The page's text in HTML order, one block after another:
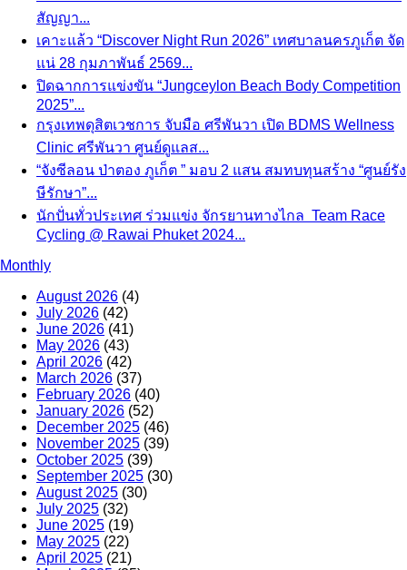
สัญญา...
เคาะแล้ว “Discover Night Run 2026” เทศบาลนครภูเก็ต จัด
แน่ 28 กุมภาพันธ์ 2569...
ปิดฉากการแข่งขัน “Jungceylon Beach Body Competition
2025”...
กรุงเทพดุสิตเวชการ จับมือ ศรีพันวา เปิด BDMS Wellness
Clinic ศรีพันวา ศูนย์ดูแลส...
“จังซีลอน ป่าตอง ภูเก็ต ” มอบ 2 แสน สมทบทุนสร้าง “ศูนย์รัง
ษีรักษา”...
นักปั่นทั่วประเทศ ร่วมแข่ง จักรยานทางไกล Team Race
Cycling @ Rawai Phuket 2024...
Monthly
August 2026 (4)
July 2026 (42)
June 2026 (41)
May 2026 (43)
April 2026 (42)
March 2026 (37)
February 2026 (40)
January 2026 (52)
December 2025 (46)
November 2025 (39)
October 2025 (39)
September 2025 (30)
August 2025 (30)
July 2025 (32)
June 2025 (19)
May 2025 (22)
April 2025 (21)